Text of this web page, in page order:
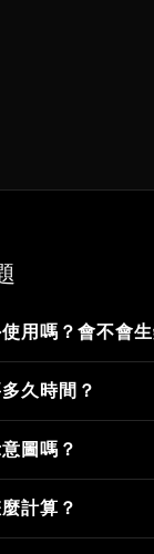
用嗎？會不會
久時間？
圖嗎？
計算？